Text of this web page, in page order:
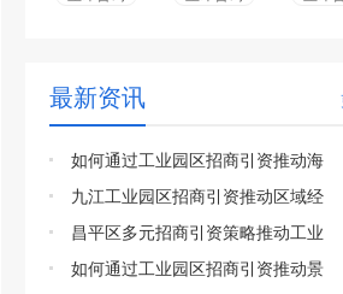
最新资讯
如何通过工业园区招商引资推动海
九江工业园区招商引资推动区域经
昌平区多元招商引资策略推动工业
如何通过工业园区招商引资推动景